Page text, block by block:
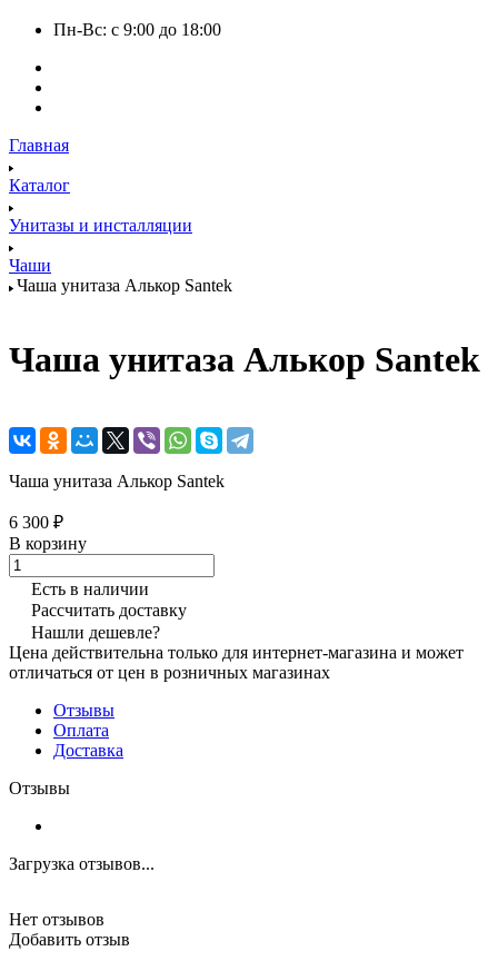
Пн-Вс: с 9:00 до 18:00
Главная
Каталог
Унитазы и инсталляции
Чаши
Чаша унитаза Алькор Santek
Чаша унитаза Алькор Santek
Чаша унитаза Алькор Santek
6 300 ₽
В корзину
Есть в наличии
Рассчитать доставку
Нашли дешевле?
Цена действительна только для интернет-магазина и может
отличаться от цен в розничных магазинах
Отзывы
Оплата
Доставка
Отзывы
Загрузка отзывов...
Нет отзывов
Добавить отзыв